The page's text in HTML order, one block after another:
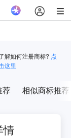
解如何注册商标? 点
这里
荐 相似商标推荐
情